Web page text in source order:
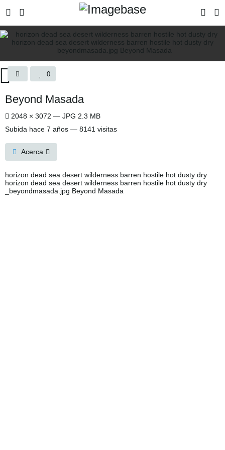
0
Beyond Masada
2048 × 3072 — JPG 2.3 MB
Subida hace 7 años — 8141 visitas
Acerca
horizon dead sea desert wilderness barren hostile hot dusty dry
horizon dead sea desert wilderness barren hostile hot dusty dry
_beyondmasada.jpg Beyond Masada